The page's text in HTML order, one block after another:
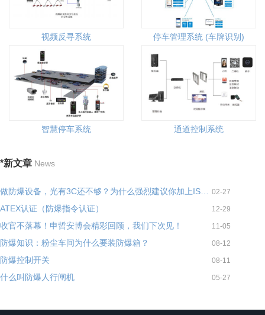
视频反寻系统 停车管理系统 (车牌识别)
智慧停车系统 通道控制系统
*新文章 News
做防爆设备，光有3C还不够？为什么强烈建议你加上ISO 80079-34？ 02-27
ATEX认证（防爆指令认证） 12-29
收官不落幕！申哲安博会精彩回顾，我们下次见！ 11-05
防爆知识：粉尘车间为什么要装防爆箱？ 08-12
防爆控制开关 08-11
什么叫防爆人行闸机 05-27